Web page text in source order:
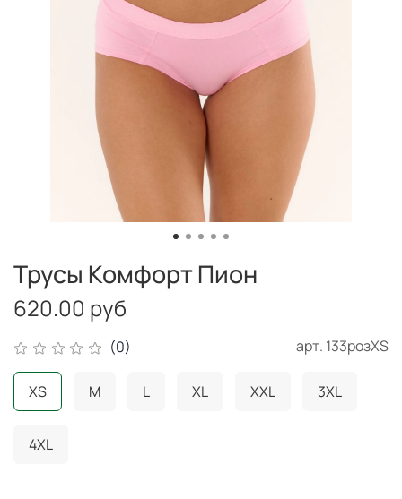
(0) арт. 133розXS
Трусы Комфорт Пион
620.00 руб
XS M L XL XXL 3XL
4XL